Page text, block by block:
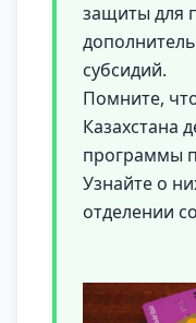
защиты для
субсидий.
Помните,
Казахстана
программы
Узнайте о
отделении